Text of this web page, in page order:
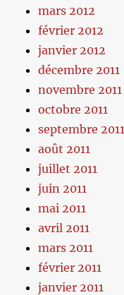
mars 2012
février 2012
janvier 2012
décembre 2011
novembre 2011
octobre 2011
septembre 2011
août 2011
juillet 2011
juin 2011
mai 2011
avril 2011
mars 2011
février 2011
janvier 2011